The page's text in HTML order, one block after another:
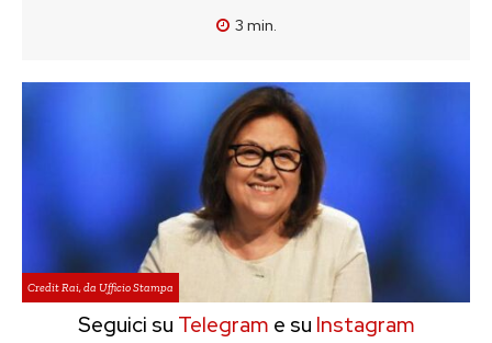
3 min.
Credit Rai, da Ufficio Stampa
Seguici su Telegram e su Instagram